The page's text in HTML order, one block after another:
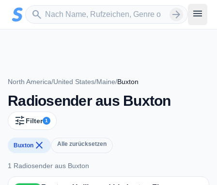
Zum Hauptinhalt springen
search
Sender suchen arrow_forward menu
North America/United States/Maine/Buxton
Radiosender aus Buxton
tune Filter 1
Buxton close Alle zurücksetzen
1 Radiosender aus Buxton
1 Radiosender aus Buxton